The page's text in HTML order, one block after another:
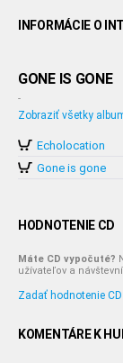
INFORMÁCIE O
GONE IS GONE
-
Zobraziť všetky
Echolocation
Gone is gone
HODNOTENIE CD
Máte CD vypočuté?
užívateľov a
Zadať hodnotenie CD
KOMENTÁRE K